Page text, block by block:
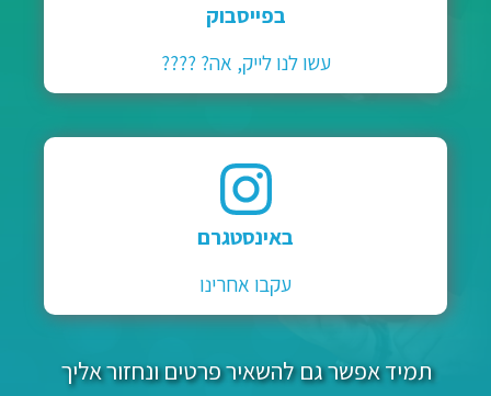
בפייסבוק
עשו לנו לייק, אה? ????
באינסטגרם
עקבו אחרינו
תמיד אפשר גם להשאיר פרטים ונחזור אליך